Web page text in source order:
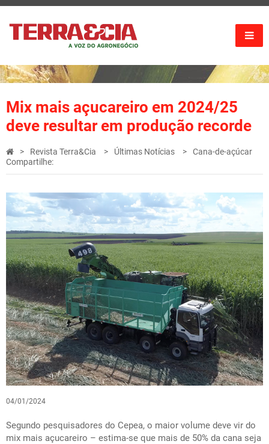
Mix mais açucareiro em 2024/25
deve resultar em produção recorde
Revista Terra&Cia Últimas Notícias
Cana-de-açúcar
Compartilhe:
04/01/2024
Segundo pesquisadores do Cepea, o maior volume deve vir do
mix mais açucareiro – estima-se que mais de 50% da cana seja